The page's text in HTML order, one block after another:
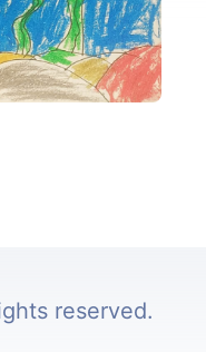
reserved.